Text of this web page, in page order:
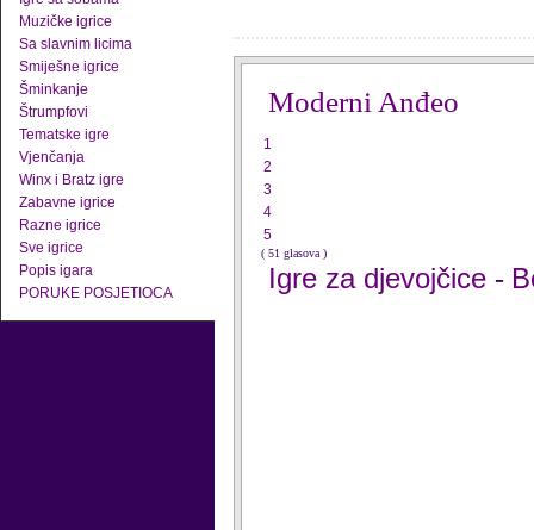
Muzičke igrice
Sa slavnim licima
Smiješne igrice
Šminkanje
Štrumpfovi
Tematske igre
Vjenčanja
Winx i Bratz igre
Zabavne igrice
Razne igrice
Sve igrice
Popis igara
PORUKE POSJETIOCA
Moderni Anđeo
1
2
3
4
5
( 51 glasova )
Igre za djevojčice -